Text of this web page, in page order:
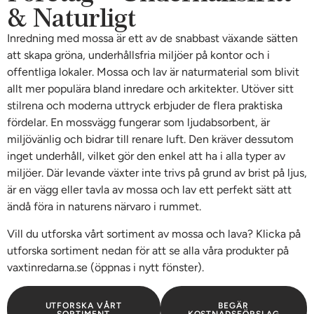
& Naturligt
Inredning med mossa är ett av de snabbast växande sätten
att skapa gröna, underhållsfria miljöer på kontor och i
offentliga lokaler. Mossa och lav är naturmaterial som blivit
allt mer populära bland inredare och arkitekter. Utöver sitt
stilrena och moderna uttryck erbjuder de flera praktiska
fördelar. En mossvägg fungerar som ljudabsorbent, är
miljövänlig och bidrar till renare luft. Den kräver dessutom
inget underhåll, vilket gör den enkel att ha i alla typer av
miljöer. Där levande växter inte trivs på grund av brist på ljus,
är en vägg eller tavla av mossa och lav ett perfekt sätt att
ändå föra in naturens närvaro i rummet.
Vill du utforska vårt sortiment av mossa och lava? Klicka på
utforska sortiment nedan för att se alla våra produkter på
vaxtinredarna.se (öppnas i nytt fönster).
UTFORSKA VÅRT
BEGÄR